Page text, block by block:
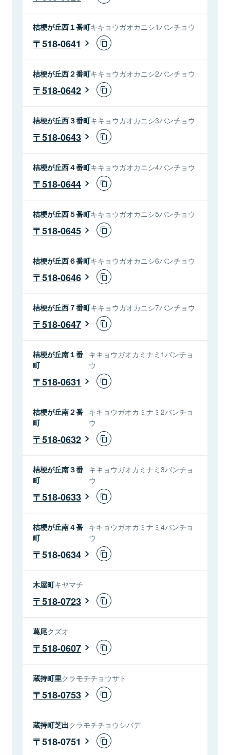
桔梗が丘西１番町キキョウガオカニシ1バンチョウ
518-0641
桔梗が丘西２番町キキョウガオカニシ2バンチョウ
518-0642
桔梗が丘西３番町キキョウガオカニシ3バンチョウ
518-0643
桔梗が丘西４番町キキョウガオカニシ4バンチョウ
518-0644
桔梗が丘西５番町キキョウガオカニシ5バンチョウ
518-0645
桔梗が丘西６番町キキョウガオカニシ6バンチョウ
518-0646
桔梗が丘西７番町キキョウガオカニシ7バンチョウ
518-0647
桔梗が丘南１番
町
キキョウガオカミナミ1バンチョ
ウ
518-0631
桔梗が丘南２番
町
キキョウガオカミナミ2バンチョ
ウ
518-0632
桔梗が丘南３番
町
キキョウガオカミナミ3バンチョ
ウ
518-0633
桔梗が丘南４番
町
キキョウガオカミナミ4バンチョ
ウ
518-0634
木屋町キヤマチ
518-0723
葛尾クズオ
518-0607
蔵持町里クラモチチョウサト
518-0753
蔵持町芝出クラモチチョウシバデ
518-0751